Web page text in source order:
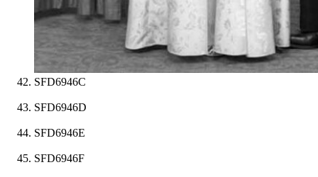
SFD6946C
SFD6946D
SFD6946E
SFD6946F